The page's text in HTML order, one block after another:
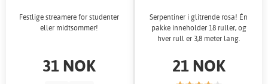
Festlige streamere for studenter
eller midtsommer!
31 NOK
Serpentiner i glitrende rosa! Én
pakke inneholder 18 ruller, og
hver rull er 3,8 meter lang.
21 NOK